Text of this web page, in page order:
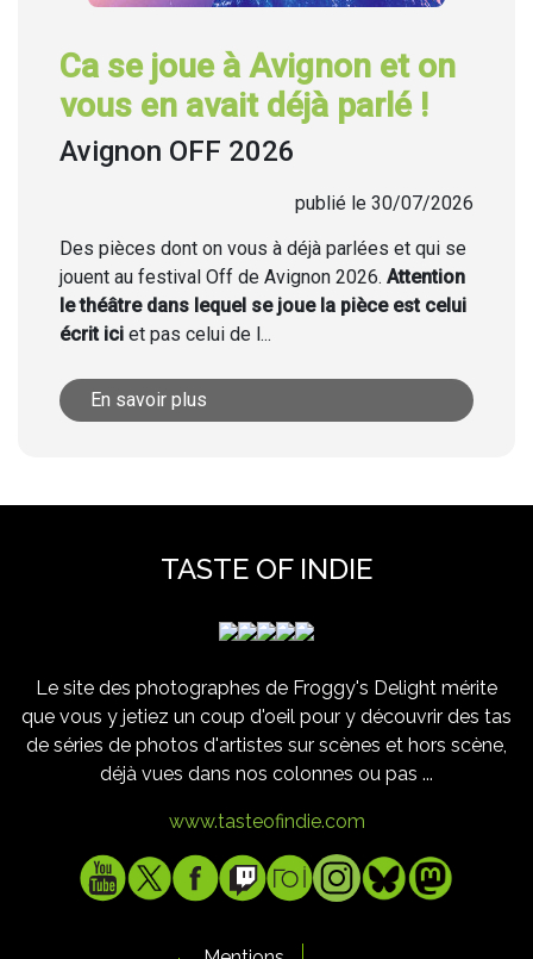
Ca se joue à Avignon et on
vous en avait déjà parlé !
Avignon OFF 2026
publié le 30/07/2026
Des pièces dont on vous à déjà parlées et qui se
jouent au festival Off de Avignon 2026. Attention
le théâtre dans lequel se joue la pièce est celui
écrit ici et pas celui de l...
En savoir plus
TASTE OF INDIE
Le site des photographes de Froggy's Delight mérite
que vous y jetiez un coup d'oeil pour y découvrir des tas
de séries de photos d'artistes sur scènes et hors scène,
déjà vues dans nos colonnes ou pas ...
www.tasteofindie.com